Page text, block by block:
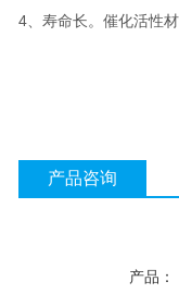
4、寿命长。催化活性
产品咨询
产品：